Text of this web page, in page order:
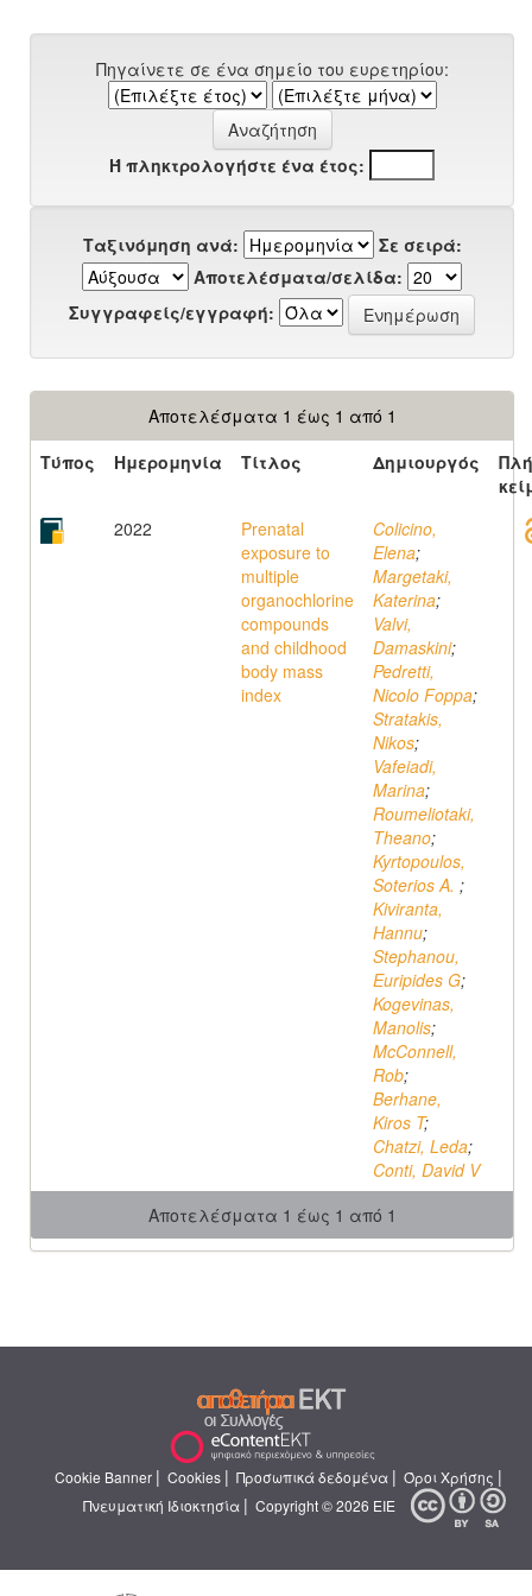
Πηγαίνετε σε ένα σημείο του ευρετηρίου:
Ή πληκτρολογήστε ένα έτος:
Ταξινόμηση ανά:
Σε σειρά:
Αποτελέσματα/σελίδα:
Συγγραφείς/εγγραφή:
Αποτελέσματα 1 έως 1 από 1
Τύπος
Ημερομηνία Τίτλος Δημιουργός
2022
Prenatal
exposure to
multiple
organochlorine
compounds
and childhood
body mass
index
Colicino,
Elena;
Margetaki,
Katerina;
Valvi,
Damaskini;
Pedretti,
Nicolo Foppa;
Stratakis,
Nikos;
Vafeiadi,
Marina;
Roumeliotaki,
Theano;
Kyrtopoulos,
Soterios A. ;
Kiviranta,
Hannu;
Stephanou,
Euripides G;
Kogevinas,
Manolis;
McConnell,
Rob;
Berhane,
Kiros T;
Chatzi, Leda;
Conti, David V
Αποτελέσματα 1 έως 1 από 1
Cookie Banner | Cookies | Προσωπικά δεδομένα | Όροι Χρήσης |
Πνευματική Ιδιοκτησία | Copyright © 2026 ΕΙΕ